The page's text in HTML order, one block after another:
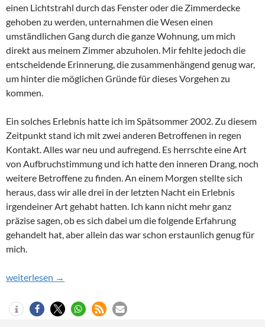
einen Lichtstrahl durch das Fenster oder die Zimmerdecke
gehoben zu werden, unternahmen die Wesen einen
umständlichen Gang durch die ganze Wohnung, um mich
direkt aus meinem Zimmer abzuholen. Mir fehlte jedoch die
entscheidende Erinnerung, die zusammenhängend genug war,
um hinter die möglichen Gründe für dieses Vorgehen zu
kommen.
Ein solches Erlebnis hatte ich im Spätsommer 2002. Zu diesem
Zeitpunkt stand ich mit zwei anderen Betroffenen in regen
Kontakt. Alles war neu und aufregend. Es herrschte eine Art
von Aufbruchstimmung und ich hatte den inneren Drang, noch
weitere Betroffene zu finden. An einem Morgen stellte sich
heraus, dass wir alle drei in der letzten Nacht ein Erlebnis
irgendeiner Art gehabt hatten. Ich kann nicht mehr ganz
präzise sagen, ob es sich dabei um die folgende Erfahrung
gehandelt hat, aber allein das war schon erstaunlich genug für
mich.
Teil 10 – Der Gang auf den Balkon
weiterlesen →